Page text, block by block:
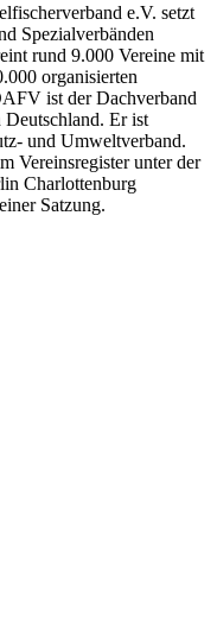
e.V. setzt
Spezialverbänden
rund 9.000 Vereine mit
organisierten
ist der Dachverband
Er ist
und Umweltverband.
Vereinsregister unter der
Charlottenburg
Satzung.